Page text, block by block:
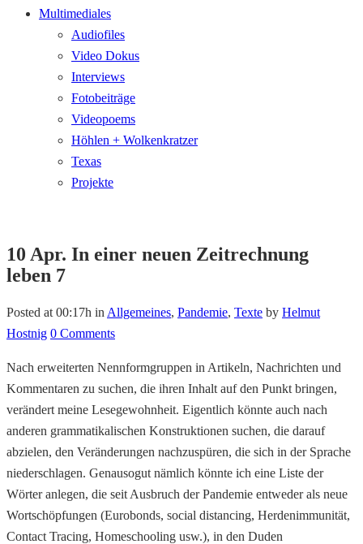
Multimediales
Audiofiles
Video Dokus
Interviews
Fotobeiträge
Videopoems
Höhlen + Wolkenkratzer
Texas
Projekte
10 Apr. In einer neuen Zeitrechnung
leben 7
Posted at 00:17h in Allgemeines, Pandemie, Texte by Helmut
Hostnig 0 Comments
Nach erweiterten Nennformgruppen in Artikeln, Nachrichten und
Kommentaren zu suchen, die ihren Inhalt auf den Punkt bringen,
verändert meine Lesegewohnheit. Eigentlich könnte auch nach
anderen grammatikalischen Konstruktionen suchen, die darauf
abzielen, den Veränderungen nachzuspüren, die sich in der Sprache
niederschlagen. Genausogut nämlich könnte ich eine Liste der
Wörter anlegen, die seit Ausbruch der Pandemie entweder als neue
Wortschöpfungen (Eurobonds, social distancing, Herdenimmunität,
Contact Tracing, Homeschooling usw.), in den Duden